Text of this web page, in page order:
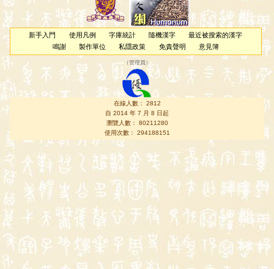
新手入門 使用凡例 字庫統計 隨機漢字
最近被搜索的漢字
鳴謝
製作單位 私隱政策 免責聲明 意見簿
（管理員 ）
在線人數： 2812
自 2014 年 7 月 8 日起
瀏覽人數： 80211280
使用次數： 294188151